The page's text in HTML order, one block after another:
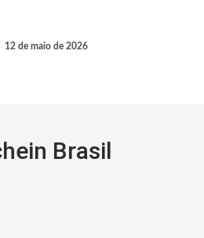
12 de maio de 2026
Brasil